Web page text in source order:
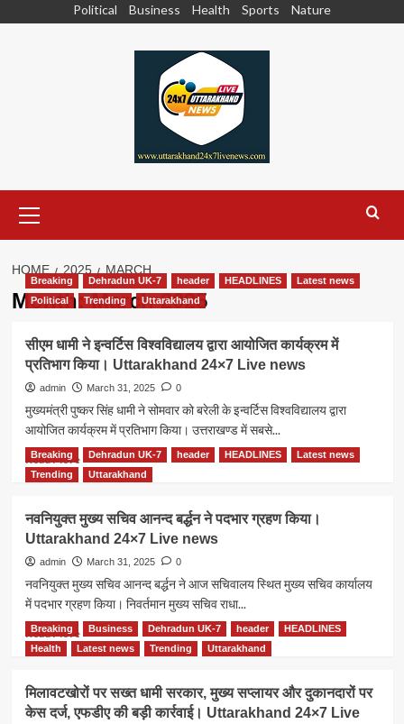
Political Business Health Sports Nature
Menu
HOME 2025 MARCH
Month:March 2025
Breaking Dehradun UK-7 header HEADLINES
Latest news
Political
Trending Uttarakhand
सीएम धामी ने इन्वर्टिस विश्वविद्यालय द्वारा आयोजित कार्यक्रम में
प्रतिभाग किया। Uttarakhand 24×7 Live news
admin March 31, 2025 0
मुख्यमंत्री पुष्कर सिंह धामी ने सोमवार को बरेली के इन्वर्टिस विश्वविद्यालय द्वारा
आयोजित कार्यक्रम में प्रतिभाग किया। उत्तराखण्ड में सबसे...
Read MoreRead
more
धामी
ने
इन्वर्टिस
विश्वविद्यालय
द्वारा
आयोजित
कार्यक्रम
में
Uttarakhand
24×7
Breaking Dehradun UK-7 header HEADLINES
Latest news
Trending
Uttarakhand
नवनियुक्त मुख्य सचिव आनन्द बर्द्धन ने पदभार ग्रहण किया।
Uttarakhand 24×7 Live news
admin March 31, 2025 0
नवनियुक्त मुख्य सचिव आनन्द बर्द्धन ने आज सचिवालय स्थित मुख्य सचिव कार्यालय
में पदभार ग्रहण किया। निवर्तमान मुख्य सचिव राधा...
Read MoreRead
more
नवनियुक्त
मुख्य
सचिव
Breaking Business Dehradun UK-7 header
HEADLINES
Health
Latest news Trending Uttarakhand
मिलावटखोरों पर सख्त धामी सरकार, मुख्य सप्लायर और दुकानदारों पर
केस दर्ज, एफडीए की बड़ी कार्रवाई। Uttarakhand 24×7 Live